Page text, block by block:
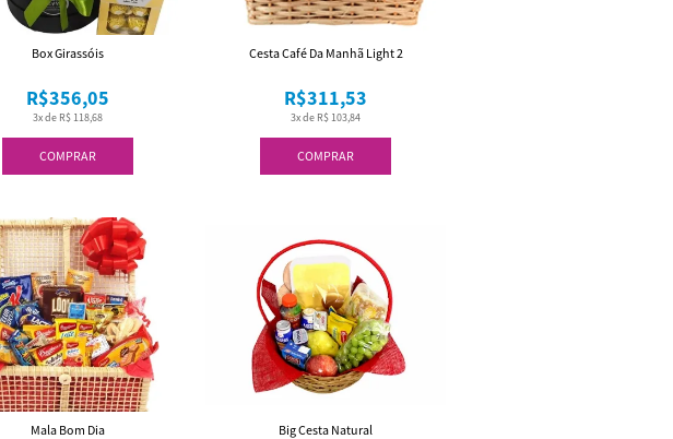
COMPRAR
3x de R$ 118,68
R$356,05
Box Girassóis
COMPRAR
3x de R$ 103,84
R$311,53
Cesta Café Da Manhã Light 2
Mala Bom Dia Big Cesta Natural